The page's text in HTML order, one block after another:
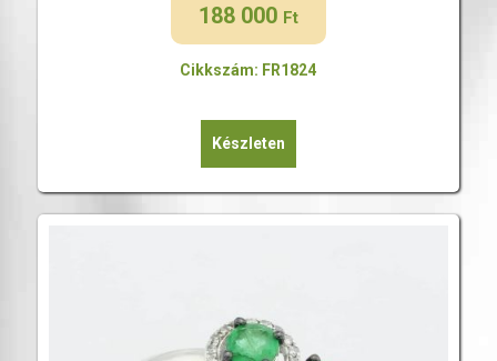
188 000 Ft
Cikkszám: FR1824
Készleten